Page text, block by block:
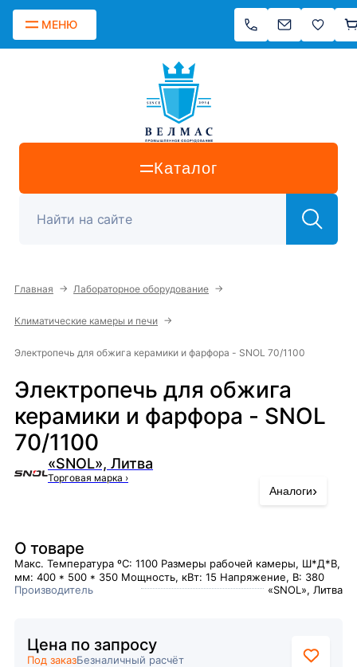
МЕНЮ
Каталог
Главная → Лабораторное оборудование →
Климатические камеры и печи →
Электропечь для обжига керамики и фарфора - SNOL 70/1100
Электропечь для обжига
керамики и фарфора - SNOL
70/1100
«SNOL», Литва
Торговая марка ›
Аналоги›
О товаре
Макс. Температура ºC: 1100 Размеры рабочей камеры, Ш*Д*В,
мм: 400 * 500 * 350 Мощность, кВт: 15 Напряжение, В: 380
Производитель
«SNOL», Литва
Цена по запросу
Под заказБезналичный расчёт